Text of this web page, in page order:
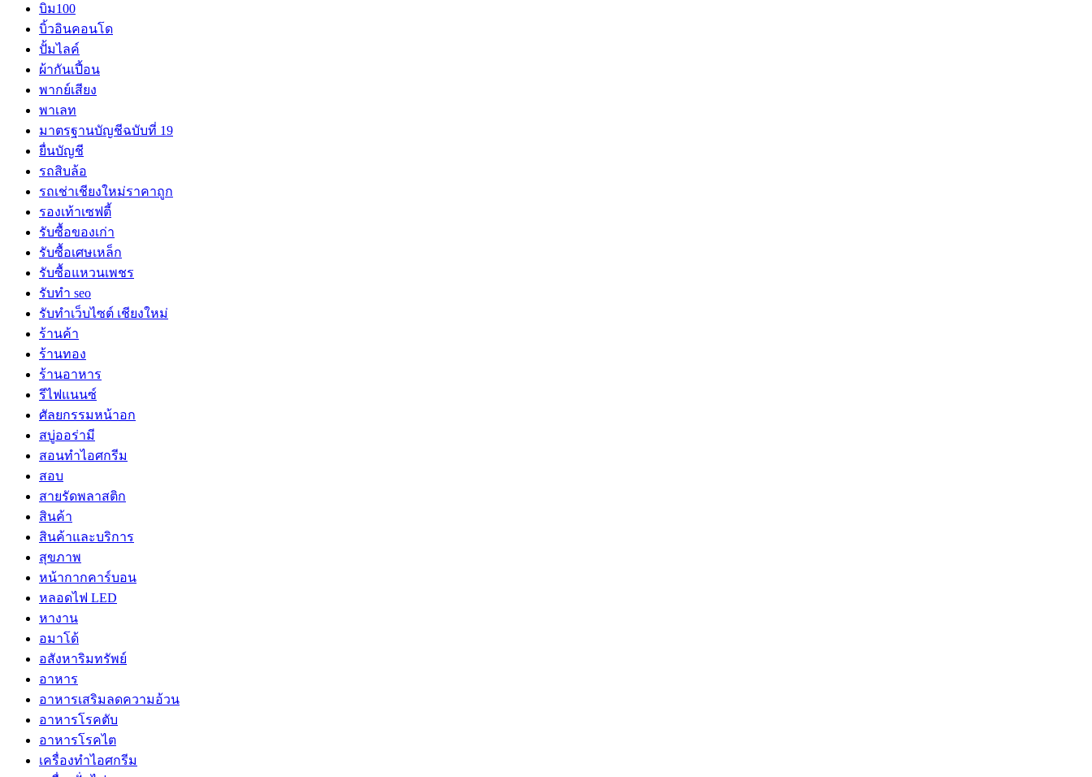
บิม100
บิ้วอินคอนโด
ปั้มไลค์
ผ้ากันเปี้อน
พากย์เสียง
พาเลท
มาตรฐานบัญชีฉบับที่ 19
ยื่นบัญชี
รถสิบล้อ
รถเช่าเชียงใหม่ราคาถูก
รองเท้าเซฟตี้
รับซื้อของเก่า
รับซื้อเศษเหล็ก
รับซื้อแหวนเพชร
รับทำ seo
รับทำเว็บไซต์ เชียงใหม่
ร้านค้า
ร้านทอง
ร้านอาหาร
รีไฟแนนซ์
ศัลยกรรมหน้าอก
สบู่ออร่ามี
สอนทำไอศกรีม
สอบ
สายรัดพลาสติก
สินค้า
สินค้าและบริการ
สุขภาพ
หน้ากากคาร์บอน
หลอดไฟ LED
หางาน
อมาโด้
อสังหาริมทรัพย์
อาหาร
อาหารเสริมลดความอ้วน
อาหารโรคตับ
อาหารโรคไต
เครื่องทำไอศกรีม